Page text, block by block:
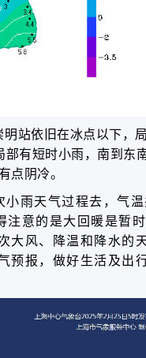
站依旧在冰点以下，局
有短时小雨，南到东
点阴冷。
小雨天气过程去，气温
注意的是大回暖是暂时
大风、降温和降水的
预报，做好生活及出